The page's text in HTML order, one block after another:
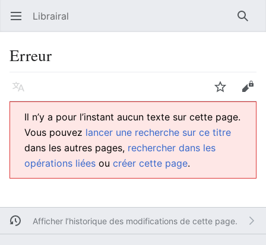
Ouvrir le menu principal Librairal
Erreur
Langue Suivre
Il n’y a pour l’instant aucun texte sur cette page.
Vous pouvez lancer une recherche sur ce titre
dans les autres pages, rechercher dans les
opérations liées ou créer cette page.
Afficher l’historique des modifications de cette page.